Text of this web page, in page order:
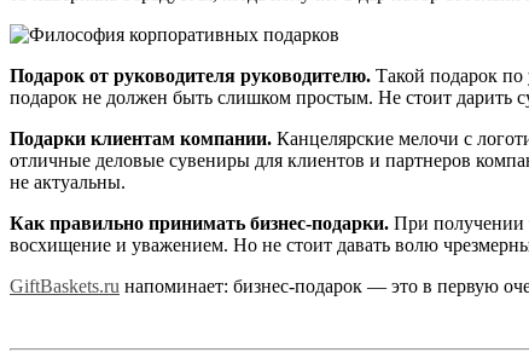
Подарок от руководителя руководителю. Такой подарок
подарок не должен быть слишком простым. Не стоит дарить
Подарки клиентам компании. Канцелярские мелочи с
отличные деловые сувениры для клиентов и партнеров
не актуальны.
Как правильно принимать бизнес-подарки. При получении
восхищение и уважением. Но не стоит давать волю
GiftBaskets.ru напоминает: бизнес-подарок — это в первую